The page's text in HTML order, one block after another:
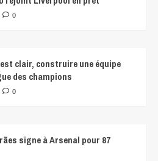
0
clair, construire une équipe
des champions
0
signe à Arsenal pour 87